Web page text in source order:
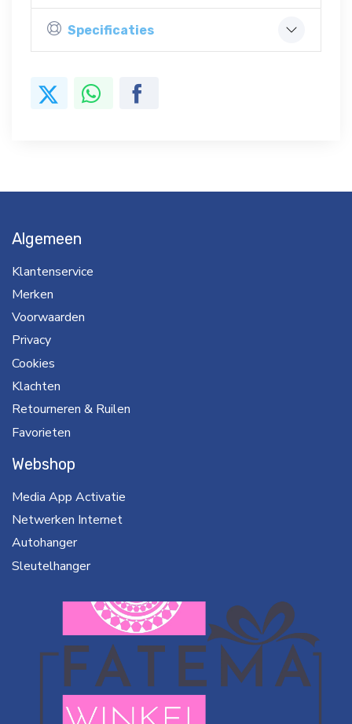
Specificaties
Algemeen
Klantenservice
Merken
Voorwaarden
Privacy
Cookies
Klachten
Retourneren & Ruilen
Favorieten
Webshop
Media App Activatie
Netwerken Internet
Autohanger
Sleutelhanger